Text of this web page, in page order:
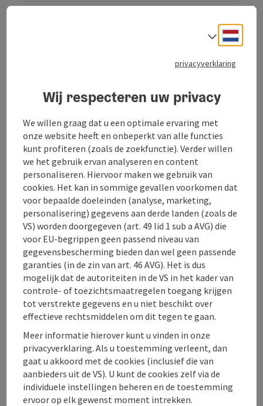
bezoek.
Openingstijden herberg:
Maandag en dinsdag gesloten
Woensdag, donderdag, vrijdag van 08:00 - 02:00
Zaterdag en zondag van 08:00 - 02:00
We serveren je graag huisgemaakte gerechten uit
onze regionale keuken, met een voorkeur voor
specialiteiten van eigen boerderij.
Redelijke prijzen en altijd iets te eten - dat is ons
motto!
Voor speciale verzoeken, tafel- of kamerreserveringen
kunt u te allen tijde contact met ons opnemen op
07746/2492of gewoon langskomen.
ontspannen.
privacyverklaring
Wij respecteren uw privacy
We willen graag dat u een optimale ervaring met
onze website heeft en onbeperkt van alle functies
kunt profiteren (zoals de zoekfunctie). Verder willen
we het gebruik ervan analyseren en content
personaliseren. Hiervoor maken we gebruik van
cookies. Het kan in sommige gevallen voorkomen dat
voor bepaalde doeleinden (analyse, marketing,
personalisering) gegevens aan derde landen (zoals de
VS) worden doorgegeven (art. 49 lid 1 sub a AVG) die
voor EU-begrippen geen passend niveau van
gegevensbescherming bieden dan wel geen passende
garanties (in de zin van art. 46 AVG). Het is dus
mogelijk dat de autoriteiten in de VS in het kader van
controle- of toezichtsmaatregelen toegang krijgen
tot verstrekte gegevens en u niet beschikt over
effectieve rechtsmiddelen om dit tegen te gaan.
Meer informatie hierover kunt u vinden in onze
privacyverklaring. Als u toestemming verleent, dan
gaat u akkoord met de cookies (inclusief die van
aanbieders uit de VS). U kunt de cookies zelf via de
individuele instellingen beheren en de toestemming
ervoor op elk gewenst moment intrekken.